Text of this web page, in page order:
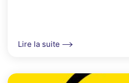
Lire la suite